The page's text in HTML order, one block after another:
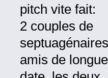
pitch vite fait:
2 couples de
amis de longue